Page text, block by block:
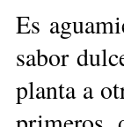
Es
sabor
planta a